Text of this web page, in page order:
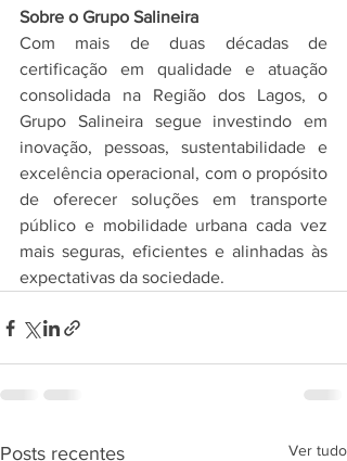
Sobre o Grupo Salineira
Com mais de duas décadas de
certificação em qualidade e atuação
consolidada na Região dos Lagos, o
Grupo Salineira segue investindo em
inovação, pessoas, sustentabilidade e
excelência operacional, com o propósito
de oferecer soluções em transporte
público e mobilidade urbana cada vez
mais seguras, eficientes e alinhadas às
expectativas da sociedade.
Posts recentes Ver tudo